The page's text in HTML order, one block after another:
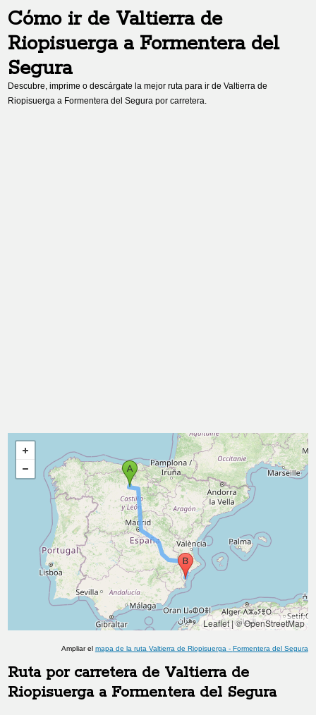
Cómo ir de Valtierra de
Riopisuergaa Formentera del
Segura
Descubre, imprime o descárgate la mejor ruta para ir deValtierra de
Riopisuerga a Formentera del Segura por carretera.
Leaflet|© OpenStreetMap
Ampliar el mapa de la ruta Valtierra de Riopisuerga - Formentera del Segura
Ruta por carretera de Valtierra de
Riopisuergaa Formentera del Segura